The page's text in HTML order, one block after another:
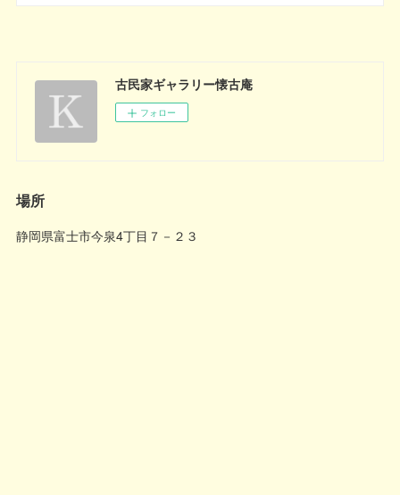
古民家ギャラリー懐古庵
フォロー
場所
静岡県富士市今泉4丁目７－２３